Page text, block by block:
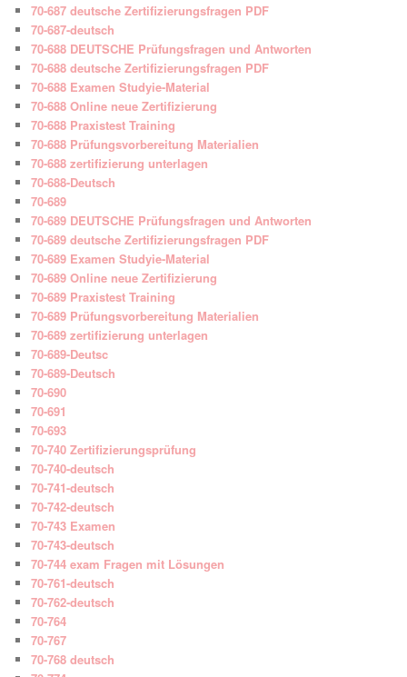
70-687 deutsche Zertifizierungsfragen PDF
70-687-deutsch
70-688 DEUTSCHE Prüfungsfragen und Antworten
70-688 deutsche Zertifizierungsfragen PDF
70-688 Examen Studyie-Material
70-688 Online neue Zertifizierung
70-688 Praxistest Training
70-688 Prüfungsvorbereitung Materialien
70-688 zertifizierung unterlagen
70-688-Deutsch
70-689
70-689 DEUTSCHE Prüfungsfragen und Antworten
70-689 deutsche Zertifizierungsfragen PDF
70-689 Examen Studyie-Material
70-689 Online neue Zertifizierung
70-689 Praxistest Training
70-689 Prüfungsvorbereitung Materialien
70-689 zertifizierung unterlagen
70-689-Deutsc
70-689-Deutsch
70-690
70-691
70-693
70-740 Zertifizierungsprüfung
70-740-deutsch
70-741-deutsch
70-742-deutsch
70-743 Examen
70-743-deutsch
70-744 exam Fragen mit Lösungen
70-761-deutsch
70-762-deutsch
70-764
70-767
70-768 deutsch